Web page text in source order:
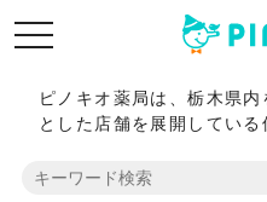
toggle
ピノキオ薬局は、栃木県
とした店舗を展開している